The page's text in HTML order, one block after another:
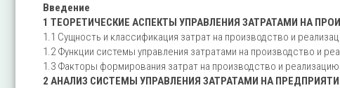
Введение
1 ТЕОРЕТИЧЕСКИЕ АСПЕКТЫ УПРАВЛЕНИЯ ЗАТРАТАМИ НА
1.1 Сущность и классификация затрат на производство и
1.2 Функции системы управления затратами на производство и
1.3 Факторы формирования затрат на производство и реализацию
2 АНАЛИЗ СИСТЕМЫ УПРАВЛЕНИЯ ЗАТРАТАМИ НА